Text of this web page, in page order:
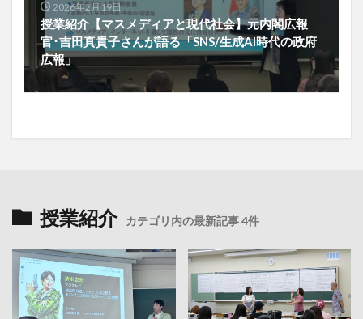
2026年2月19日
授業紹介【マスメディアと現代社会】元内閣広報
官･吉田真貴子さんが語る「SNS/生成AI時代の政府
広報」
授業紹介 カテゴリ内の最新記事 4件